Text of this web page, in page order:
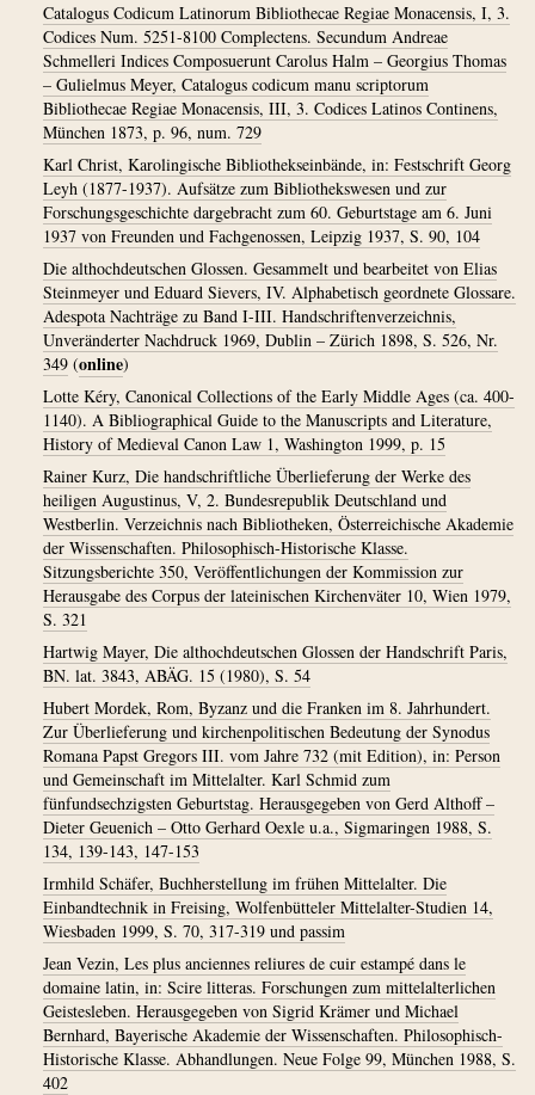
Catalogus Codicum Latinorum Bibliothecae Regiae Monacensis, I, 3.
Codices Num. 5251-8100 Complectens. Secundum Andreae
Schmelleri Indices Composuerunt Carolus Halm – Georgius Thomas
– Gulielmus Meyer, Catalogus codicum manu scriptorum
Bibliothecae Regiae Monacensis, III, 3. Codices Latinos Continens,
München 1873, p. 96, num. 729
Karl Christ, Karolingische Bibliothekseinbände, in: Festschrift Georg
Leyh (1877-1937). Aufsätze zum Bibliothekswesen und zur
Forschungsgeschichte dargebracht zum 60. Geburtstage am 6. Juni
1937 von Freunden und Fachgenossen, Leipzig 1937, S. 90, 104
Die althochdeutschen Glossen. Gesammelt und bearbeitet von Elias
Steinmeyer und Eduard Sievers, IV. Alphabetisch geordnete Glossare.
Adespota Nachträge zu Band I-III. Handschriftenverzeichnis,
Unveränderter Nachdruck 1969, Dublin – Zürich 1898, S. 526, Nr.
349 (online)
Lotte Kéry, Canonical Collections of the Early Middle Ages (ca. 400-
1140). A Bibliographical Guide to the Manuscripts and Literature,
History of Medieval Canon Law 1, Washington 1999, p. 15
Rainer Kurz, Die handschriftliche Überlieferung der Werke des
heiligen Augustinus, V, 2. Bundesrepublik Deutschland und
Westberlin. Verzeichnis nach Bibliotheken, Österreichische Akademie
der Wissenschaften. Philosophisch-Historische Klasse.
Sitzungsberichte 350, Veröffentlichungen der Kommission zur
Herausgabe des Corpus der lateinischen Kirchenväter 10, Wien 1979,
S. 321
Hartwig Mayer, Die althochdeutschen Glossen der Handschrift Paris,
BN. lat. 3843, ABÄG. 15 (1980), S. 54
Hubert Mordek, Rom, Byzanz und die Franken im 8. Jahrhundert.
Zur Überlieferung und kirchenpolitischen Bedeutung der Synodus
Romana Papst Gregors III. vom Jahre 732 (mit Edition), in: Person
und Gemeinschaft im Mittelalter. Karl Schmid zum
fünfundsechzigsten Geburtstag. Herausgegeben von Gerd Althoff –
Dieter Geuenich – Otto Gerhard Oexle u.a., Sigmaringen 1988, S.
134, 139-143, 147-153
Irmhild Schäfer, Buchherstellung im frühen Mittelalter. Die
Einbandtechnik in Freising, Wolfenbütteler Mittelalter-Studien 14,
Wiesbaden 1999, S. 70, 317-319 und passim
Jean Vezin, Les plus anciennes reliures de cuir estampé dans le
domaine latin, in: Scire litteras. Forschungen zum mittelalterlichen
Geistesleben. Herausgegeben von Sigrid Krämer und Michael
Bernhard, Bayerische Akademie der Wissenschaften. Philosophisch-
Historische Klasse. Abhandlungen. Neue Folge 99, München 1988, S.
402